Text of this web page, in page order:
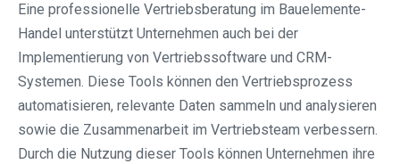
Eine professionelle Vertriebsberatung im Bauelemente-
Handel unterstützt Unternehmen auch bei der
Implementierung von Vertriebssoftware und CRM-
Systemen. Diese Tools können den Vertriebsprozess
automatisieren, relevante Daten sammeln und analysieren
sowie die Zusammenarbeit im Vertriebsteam verbessern.
Durch die Nutzung dieser Tools können Unternehmen ihre